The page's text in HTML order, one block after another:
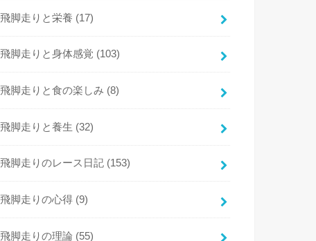
飛脚走りと栄養 (17)
飛脚走りと身体感覚 (103)
飛脚走りと食の楽しみ (8)
飛脚走りと養生 (32)
飛脚走りのレース日記 (153)
飛脚走りの心得 (9)
飛脚走りの理論 (55)